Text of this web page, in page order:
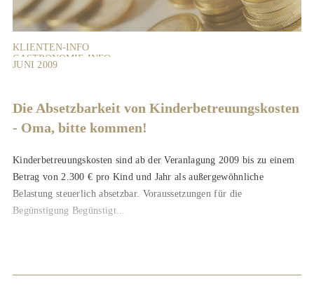
KLIENTEN-INFO
GASTRONOMIE-INFO
JUNI 2009
Die Absetzbarkeit von Kinderbetreuungskosten
- Oma, bitte kommen!
Kinderbetreuungskosten sind ab der Veranlagung 2009 bis zu einem
Betrag von 2.300 € pro Kind und Jahr als außergewöhnliche
Belastung steuerlich absetzbar. Voraussetzungen für die
Begünstigung Begünstigt...